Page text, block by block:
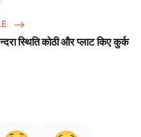
स्थिति कोठी और प्लाट किए कुर्क